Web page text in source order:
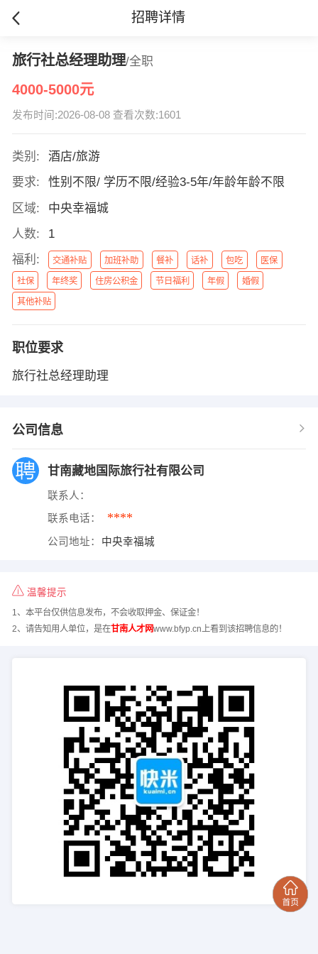
招聘详情
旅行社总经理助理/全职
4000-5000元
发布时间:2026-08-08 查看次数:1601
类别:
酒店/旅游
要求:
性别不限/ 学历不限/经验3-5年/年龄年龄不限
区域:
中央幸福城
人数:
1
福利:
交通补贴 加班补助 餐补 话补 包吃 医保
社保 年终奖 住房公积金 节日福利 年假 婚假
其他补贴
职位要求
旅行社总经理助理
公司信息
甘南藏地国际旅行社有限公司
联系人：
联系电话： ****
公司地址： 中央幸福城
温馨提示
1、本平台仅供信息发布，不会收取押金、保证金！
2、请告知用人单位，是在甘南人才网www.bfyp.cn上看到该招聘信息的！